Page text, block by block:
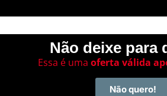
Não deixe para
Essa é uma oferta válida
Não quero!